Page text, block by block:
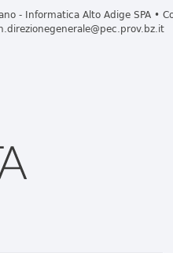
- Informatica Alto Adige SPA •